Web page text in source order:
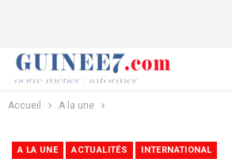
Accueil A la une
A LA UNE ACTUALITÉS INTERNATIONAL